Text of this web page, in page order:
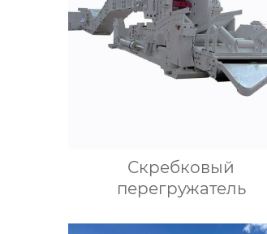
Скребковый
перегружатель